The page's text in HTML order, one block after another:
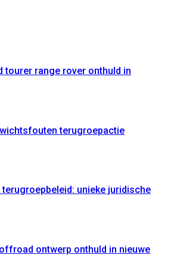
tourer range rover onthuld in
terugroepactie
unieke juridische
ontwerp onthuld in nieuwe